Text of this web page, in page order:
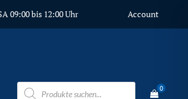
09:00 bis 12:00 Uhr Account
Products
search
0